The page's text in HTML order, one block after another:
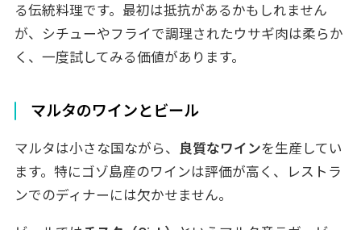
る伝統料理です。最初は抵抗があるかもしれません
が、シチューやフライで調理されたウサギ肉は柔らか
く、一度試してみる価値があります。
マルタのワインとビール
マルタは小さな国ながら、 良質なワインを生産してい
ます。特にゴゾ島産のワインは評価が高く、レストラ
ンでのディナーには欠かせません。